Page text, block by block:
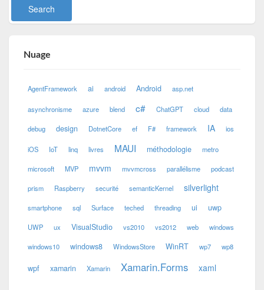
Nuage
AgentFramework ai android Android asp.net
asynchronisme azure blend c# ChatGPT cloud data
debug design DotnetCore ef F# framework IA ios
iOS IoT linq livres MAUI méthodologie metro
microsoft MVP mvvm mvvmcross parallélisme podcast
prism Raspberry securité semanticKernel silverlight
smartphone sql Surface teched threading ui uwp
UWP ux VisualStudio vs2010 vs2012 web windows
windows10 windows8 WindowsStore WinRT wp7 wp8
wpf xamarin Xamarin Xamarin.Forms xaml